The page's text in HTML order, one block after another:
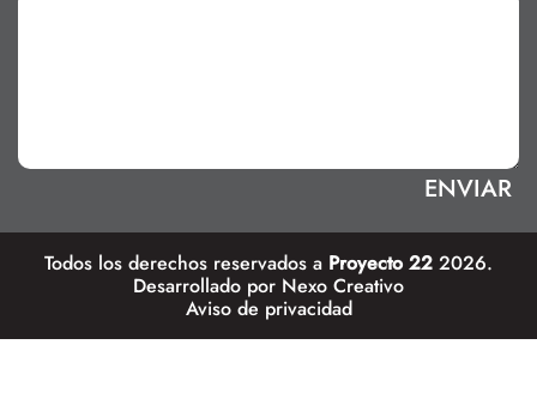
Todos los derechos reservados a Proyecto 22 2026.
Desarrollado por Nexo Creativo
Aviso de privacidad